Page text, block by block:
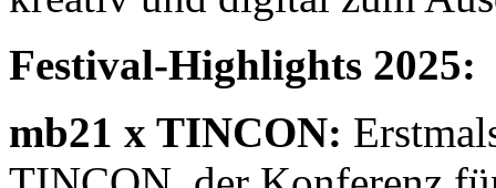
Festival-Highlights 2025:
mb21 x TINCON: